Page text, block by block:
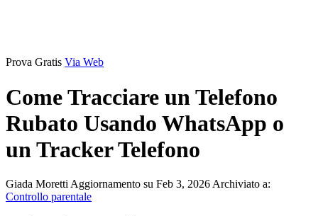
Prova Gratis Via Web
Come Tracciare un Telefono
Rubato Usando WhatsApp o
un Tracker Telefono
Giada Moretti Aggiornamento su Feb 3, 2026 Archiviato a:
Controllo parentale